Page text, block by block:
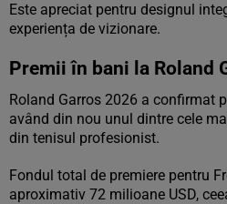
Este apreciat pentru designul
experiența de vizionare.
Premii în bani la Roland
Roland Garros 2026 a confirmat
având din nou unul dintre cele
din tenisul profesionist.
Fondul total de premiere pentru
aproximativ 72 milioane USD,